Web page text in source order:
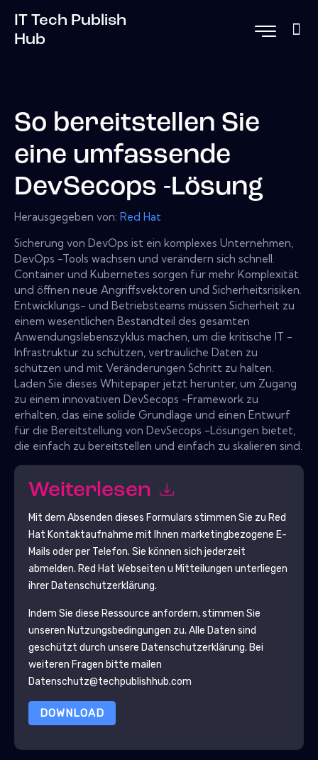
IT Tech Publish
Hub
So bereitstellen Sie
eine umfassende
DevSecops -Lösung
Herausgegeben von: Red Hat
Sicherung von DevOps ist ein komplexes Unternehmen,
DevOps -Tools wachsen und verändern sich schnell.
Container und Kubernetes sorgen für mehr Komplexität
und öffnen neue Angriffsvektoren und Sicherheitsrisiken.
Entwicklungs- und Betriebsteams müssen Sicherheit zu
einem wesentlichen Bestandteil des gesamten
Anwendungslebenszyklus machen, um die kritische IT -
Infrastruktur zu schützen, vertrauliche Daten zu
schützen und mit Veränderungen Schritt zu halten.
Laden Sie dieses Whitepaper jetzt herunter, um Zugang
zu einem innovativen DevSecops -Framework zu
erhalten, das eine solide Grundlage und einen Entwurf
für die Bereitstellung von DevSecops -Lösungen bietet,
die einfach zu bereitstellen und einfach zu skalieren sind.
Weiterlesen
Mit dem Absenden dieses Formulars stimmen Sie zu Red
Hat Kontaktaufnahme mit Ihnen marketingbezogene E-
Mails oder per Telefon. Sie können sich jederzeit
abmelden. Red Hat Webseiten u Mitteilungen unterliegen
ihrer Datenschutzerklärung.
Indem Sie diese Ressource anfordern, stimmen Sie
unseren Nutzungsbedingungen zu. Alle Daten sind
geschützt durch unsere Datenschutzerklärung. Bei
weiteren Fragen bitte mailen
Datenschutz@techpublishhub.com
DOWNLOAD